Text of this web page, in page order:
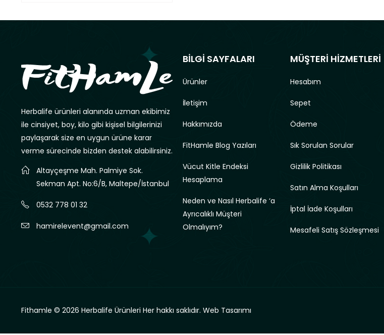
Herbalife ürünleri alanında uzman ekibimiz
ile cinsiyet, boy, kilo gibi kişisel bilgilerinizi
paylaşarak size en uygun ürüne karar
verme sürecinde bizden destek alabilirsiniz.
Altayçeşme Mah. Palmiye Sok.
Sekman Apt. No:6/B, Maltepe/İstanbul
0532 778 01 32
hamirelevent@gmail.com
BİLGİ SAYFALARI
Ürünler
İletişim
Hakkımızda
FitHamle Blog Yazıları
Vücut Kitle Endeksi
Hesaplama
Neden ve Nasıl Herbalife ‘a
Ayrıcalıklı Müşteri
Olmalıyım?
MÜŞTERİ HİZMETLERİ
Hesabım
Sepet
Ödeme
Sık Sorulan Sorular
Gizlilik Politikası
Satın Alma Koşulları
İptal İade Koşulları
Mesafeli Satış Sözleşmesi
Fithamle © 2026 Herbalife Ürünleri Her hakkı saklıdır. Web Tasarımı